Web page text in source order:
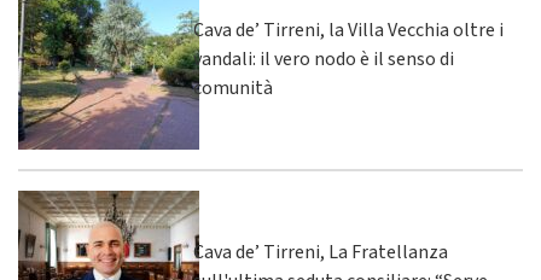
Cava de’ Tirreni, la Villa Vecchia oltre i
vandali: il vero nodo è il senso di
comunità
Cava de’ Tirreni, La Fratellanza